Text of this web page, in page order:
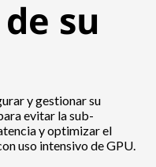
su
y gestionar su
evitar la sub-
y optimizar el
uso intensivo de GPU.